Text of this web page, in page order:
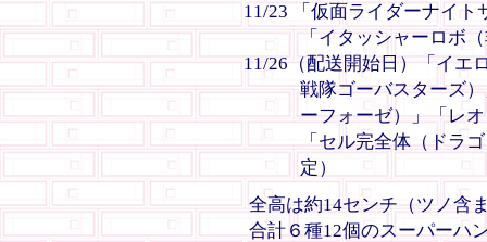
11/23 「仮面ライダーナイ
「イタッシャーロボ
11/26（配送開始日）「イエ
戦隊ゴーバスターズ
ーフォーゼ）」「レ
「セル完全体（ドラ
定）
全高は約14センチ（ツノ含
合計６種12個のスーパーハ